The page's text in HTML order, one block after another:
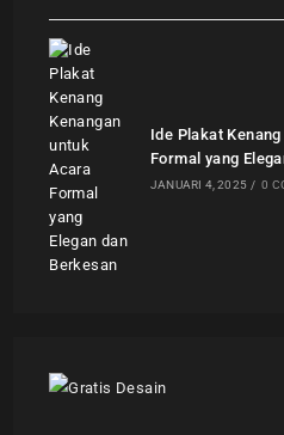
Ide Plakat
Formal yang
JANUARI 4, 2025 / 0